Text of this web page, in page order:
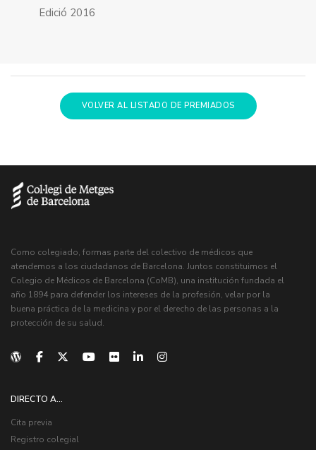
Edició 2016
VOLVER AL LISTADO DE PREMIADOS
Como colegiado, formas parte del colectivo de médicos que
atendemos a los ciudadanos de Barcelona. Juntos constituimos el
Colegio de Médicos de Barcelona (CoMB), una institución fundada el
año 1894 para defender los intereses de la profesión, velar por la
buena práctica de la medicina y por el derecho de las personas a la
protección de su salud.
DIRECTO A...
Cita previa
Registro colegial